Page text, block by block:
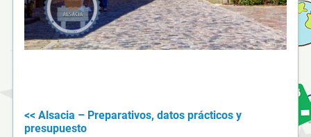
<< Alsacia – Preparativos, datos prácticos y
presupuesto